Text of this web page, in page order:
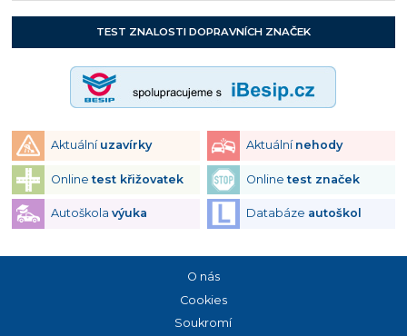
TEST ZNALOSTI DOPRAVNÍCH ZNAČEK
Aktuální uzavírky Aktuální nehody
Onlinetest křižovatek Onlinetest značek
Autoškola výuka Databáze autoškol
O nás
Cookies
Soukromí